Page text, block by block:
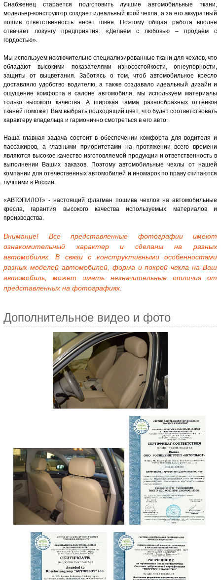
Снабженец старается подготовить лучшие автомобильные ткани,
модельер-конструктор создает идеальный крой чехла, а за его аккуратный
пошив ответственность несет швея. Поэтому общая работа вполне
отвечает лозунгу предприятия: «Делаем с любовью – продаем с
гордостью».
Мы используем исключительно специализированные ткани для чехлов, что
обладают высокими показателями износостойкости, огнеупорности,
защиты от выцветания. Заботясь о том, чтоб автомобильное кресло
доставляло удобство водителю, а также создавало идеальный дизайн и
ощущение комфорта в салоне автомобиля, мы используем материалы
только высокого качества. А широкая гамма разнообразных оттенков
тканей поможет Вам выбрать подходящий цвет, что будет соответствовать
характеру владельца и гармонично смотреться в его авто.
Наша главная задача состоит в обеспечении комфорта для водителя и
пассажиров, а главными приоритетами на протяжении всего времени
являются высокое качество изготовляемой продукции и ответственность в
выполнении Ваших заказов. Поэтому автомобильные чехлы от нашей
компании для отечественных автомобилей и иномарок по праву считаются
лучшими в России.
«АВТОПИЛОТ» - настоящий флагман пошива чехлов на автомобильные
кресла, гарантия высокого качества используемых материалов и
производства.
Внимание! Все представленные фотографии имеют
ознакомительный характер и сделаны на разных
автомобилях. В связи с конструктивными особенностями
разных моделей автомобилей, форма и покрой чехла на Ваш
автомобиль, может иметь незначительные отличия от
представленных на фотографиях.
Дополнительное видео и фото